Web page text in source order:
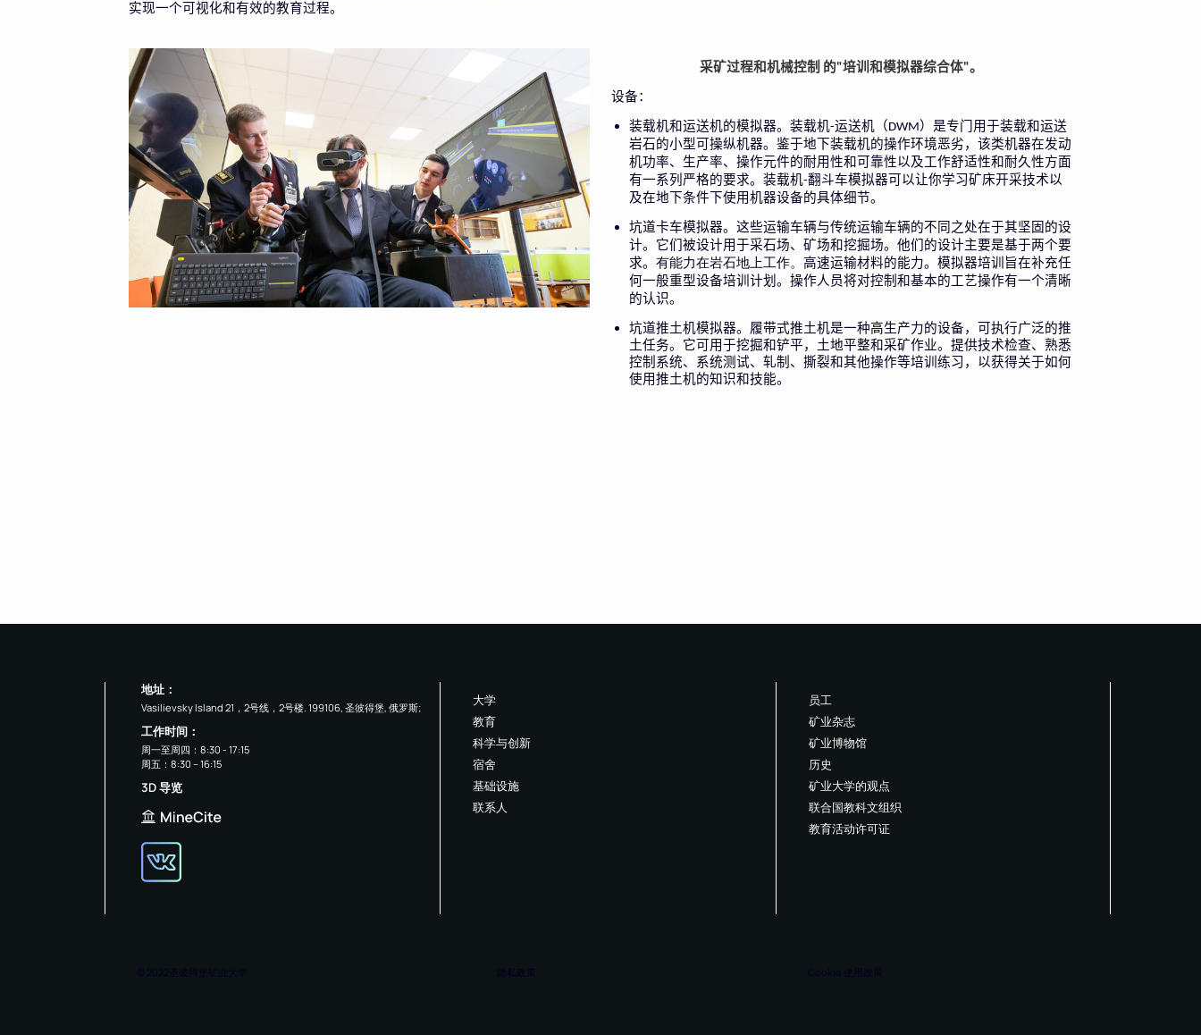
实现一个可视化和有效的教育过程。
采矿过程和机械控制 的"培训和模拟器综合体"。
设备：
装载机和运送机的模拟器。装载机-运送机（ DWM ）是专门用于装载和运送
岩石的小型可操纵机器。 鉴于地下装载机的操作环境恶劣，该类机器在发动
机功率、生产率、操作元件的耐用性和可靠性以及工作舒适性和耐久性方面
有一系列严格的要求。 装载机-翻斗车模拟器可以让你学习矿床开采技术以
及在地下条件下使用机器设备的具体细节。
坑道卡车模拟器。这些运输车辆与传统运输车辆的不同之处在于其坚固的设
计。它们被设计用于采石场、矿场和挖掘场。他们的设计主要是基于两个要
求。 有能力在岩石地上工作。 高速运输材料的能力。 模拟器培训旨在补充任
何一般重型设备培训计划。操作人员将对控制和基本的工艺操作有一个清晰
的认识。
坑道推土机模拟器。履带式推土机是一种高生产力的设备，可执行广泛的推
土任务。它可用于挖掘和铲平，土地平整和采矿作业。提供技术检查、熟悉
控制系统、系统测试、轧制、撕裂和其他操作等培训练习，以获得关于如何
使用推土机的知识和技能。
地址：
Vasilievsky Island 21，2号线，2号楼. 199106, 圣彼得堡, 俄罗斯;
工作时间：
周一至周四：8:30 - 17:15
周五：8:30 – 16:15
3D 导览
大学
教育
科学与创新
宿舍
基础设施
联系人
员工
矿业杂志
矿业博物馆
历史
矿业大学的观点
联合国教科文组织
教育活动许可证